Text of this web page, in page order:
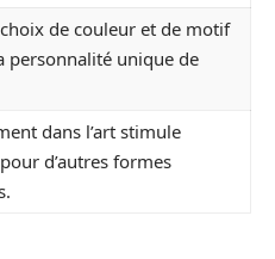
de couleur et de motif
personnalité unique de
dans l’art stimule
d’autres formes